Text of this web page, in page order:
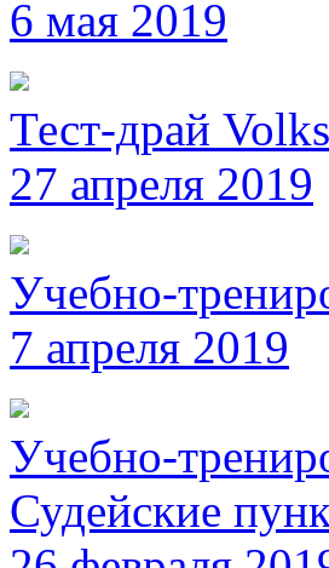
6 мая 2019
Тест-драй
27 апреля 2019
Учебно-
7 апреля 2019
Учебно-
Судейские